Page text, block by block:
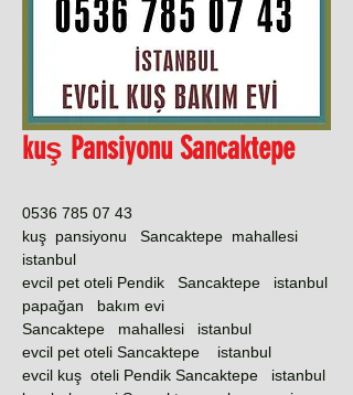
kuş Pansiyonu Sancaktepe
0536 785 07 43
kuş pansiyonu Sancaktepe mahallesi
istanbul
evcil pet oteli Pendik Sancaktepe istanbul
papağan bakım evi
Sancaktepe mahallesi istanbul
evcil pet oteli Sancaktepe istanbul
evcil kuş oteli Pendik Sancaktepe istanbul